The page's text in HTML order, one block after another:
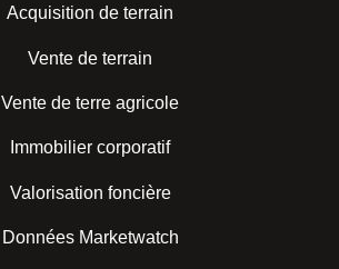
Acquisition de terrain
Vente de terrain
Vente de terre agricole
Immobilier corporatif
Valorisation foncière
Données Marketwatch